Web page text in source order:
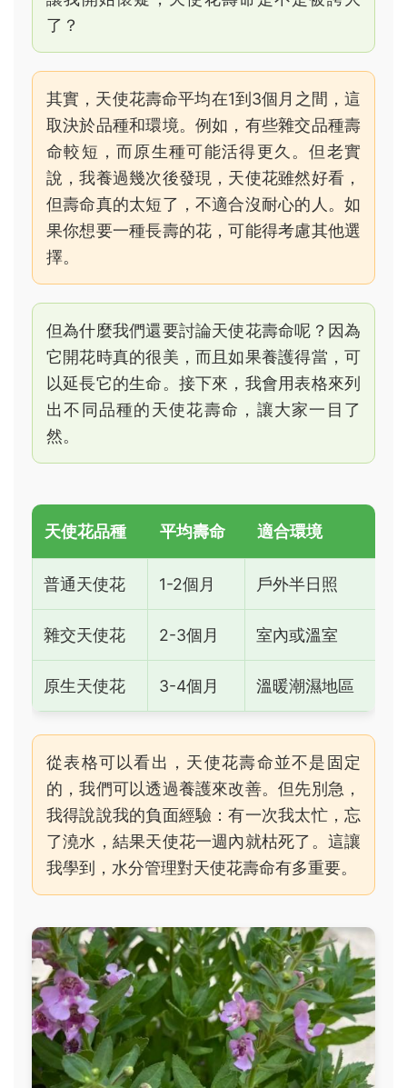
了？
其實，天使花壽命平均在1到3個月之間，這
取決於品種和環境。例如，有些雜交品種壽
命較短，而原生種可能活得更久。但老實
說，我養過幾次後發現，天使花雖然好看，
但壽命真的太短了，不適合沒耐心的人。如
果你想要一種長壽的花，可能得考慮其他選
擇。
但為什麼我們還要討論天使花壽命呢？因為
它開花時真的很美，而且如果養護得當，可
以延長它的生命。接下來，我會用表格來列
出不同品種的天使花壽命，讓大家一目了
然。
天使花品種 平均壽命 適合環境
普通天使花 1-2個月 戶外半日照
雜交天使花 2-3個月 室內或溫室
原生天使花 3-4個月 溫暖潮濕地區
從表格可以看出，天使花壽命並不是固定
的，我們可以透過養護來改善。但先別急，
我得說說我的負面經驗：有一次我太忙，忘
了澆水，結果天使花一週內就枯死了。這讓
我學到，水分管理對天使花壽命有多重要。